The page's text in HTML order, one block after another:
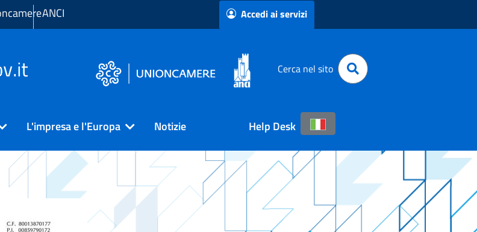
ANCI Accedi ai servizi
Cerca nel sito
L'impresa e l'Europa Notizie Help Desk